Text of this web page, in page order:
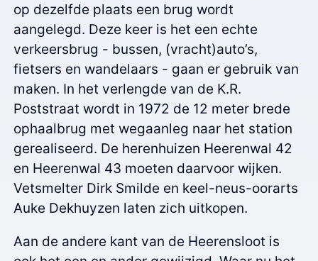
op dezelfde plaats een brug wordt
aangelegd. Deze keer is het een echte
verkeersbrug - bussen, (vracht)auto’s,
fietsers en wandelaars - gaan er gebruik van
maken. In het verlengde van de K.R.
Poststraat wordt in 1972 de 12 meter brede
ophaalbrug met wegaanleg naar het station
gerealiseerd. De herenhuizen Heerenwal 42
en Heerenwal 43 moeten daarvoor wijken.
Vetsmelter Dirk Smilde en keel-neus-oorarts
Auke Dekhuyzen laten zich uitkopen.
Aan de andere kant van de Heerensloot is